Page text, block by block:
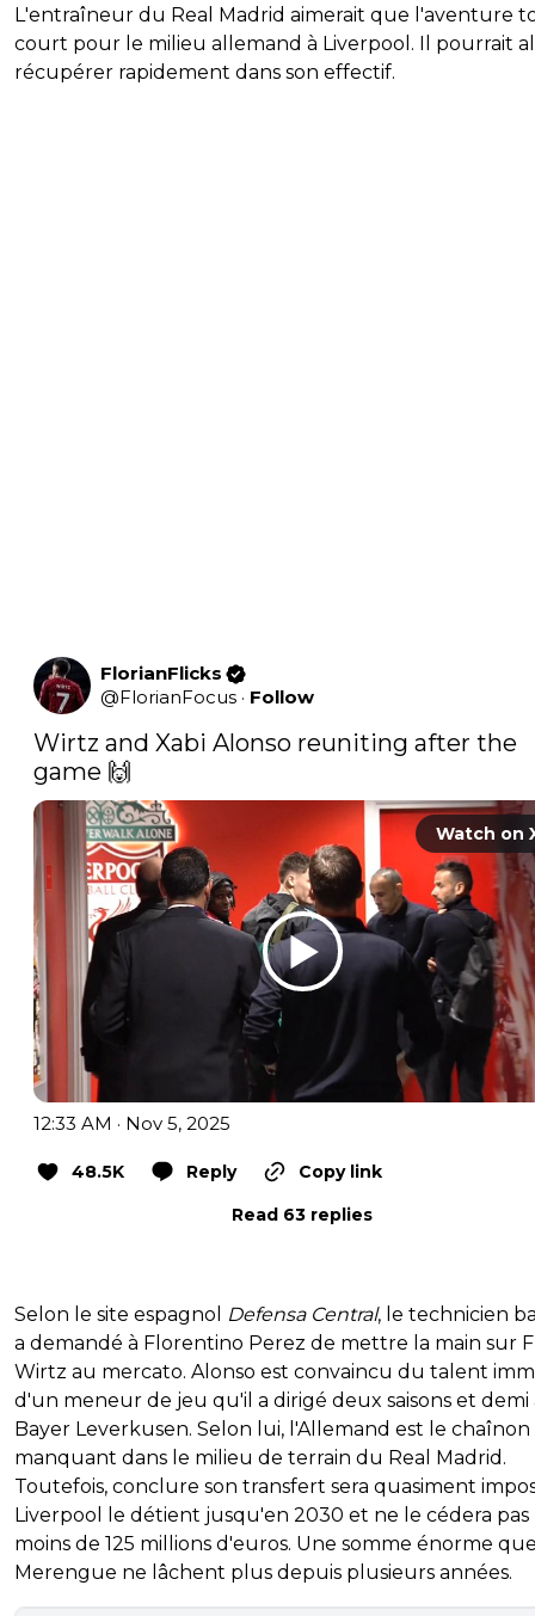
L'entraîneur du Real Madrid aimerait que l'aventure
court pour le milieu allemand à Liverpool. Il pourrait
récupérer rapidement dans son effectif.
FlorianFlicks
@FlorianFocus · Follow
Wirtz and Xabi Alonso reuniting after the
game 🙌
Watch on
12:33 AM · Nov 5, 2025
48.5K Reply
Copy link
Read 63 replies
Selon le site espagnol Defensa Central, le technicien
a demandé à Florentino Perez de mettre la main sur
Wirtz au mercato. Alonso est convaincu du talent
d'un meneur de jeu qu'il a dirigé deux saisons et demi
Bayer Leverkusen. Selon lui, l'Allemand est le chaînon
manquant dans le milieu de terrain du Real Madrid.
Toutefois, conclure son transfert sera quasiment
Liverpool le détient jusqu'en 2030 et ne le cédera
moins de 125 millions d'euros. Une somme énorme
Merengue ne lâchent plus depuis plusieurs années.